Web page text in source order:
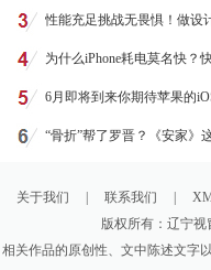
性能充足挑战无畏惧！做设
为什么iPhone耗电莫名快？
6月即将到来你期待苹果的
“骨折”帮了罗晋？《安家》
关于我们 联系我们
版权所有：辽宁
相关作品的原创性、文中陈述文字